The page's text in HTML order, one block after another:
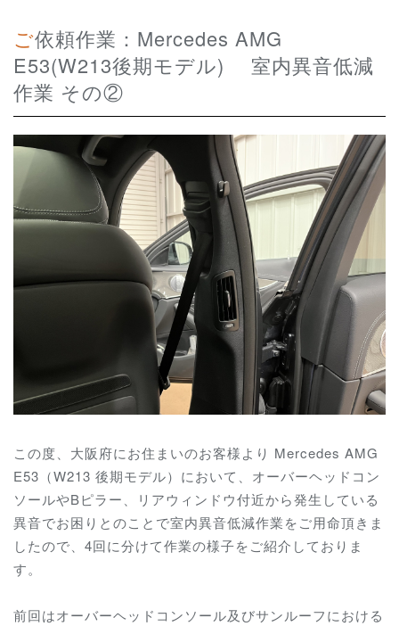
ご依頼作業：Mercedes AMG
E53(W213後期モデル) 室内異音低減
作業 その②
この度、大阪府にお住まいのお客様より Mercedes AMG
E53（W213 後期モデル）において、オーバーヘッドコン
ソールやBピラー、リアウィンドウ付近から発生している
異音でお困りとのことで室内異音低減作業をご用命頂きま
したので、4回に分けて作業の様子をご紹介しておりま
す。
前回はオーバーヘッドコンソール及びサンルーフにおける